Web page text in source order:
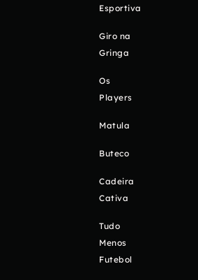
Esportiva
Giro na
Gringa
Os
Players
Matula
Buteco
Cadeira
Cativa
Tudo
Menos
Futebol